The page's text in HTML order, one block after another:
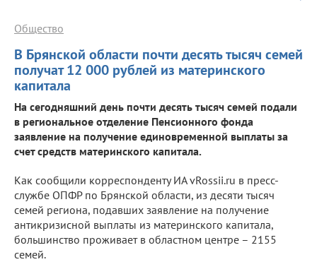
В Брянской области почти десять тысяч семей
получат 12 000 рублей из материнского
капитала
Общество
На сегодняшний день почти десять тысяч семей подали
в региональное отделение Пенсионного фонда
заявление на получение единовременной выплаты за
счет средств материнского капитала.
Как сообщили корреспонденту ИА vRossii.ru в пресс-
службе ОПФР по Брянской области, из десяти тысяч
семей региона, подавших заявление на получение
антикризисной выплаты из материнского капитала,
большинство проживает в областном центре – 2155
семей.